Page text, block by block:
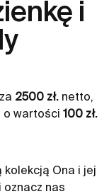
i
2500 zł. netto,
o wartości 100 zł.
Ona i jej
nas